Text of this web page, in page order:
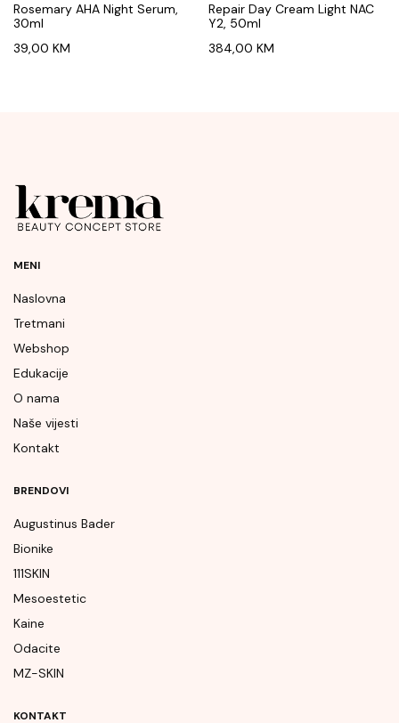
Rosemary AHA Night Serum,
30ml
39,00 KM
Repair Day Cream Light NAC
Y2, 50ml
384,00 KM
MENI
Naslovna
Tretmani
Webshop
Edukacije
O nama
Naše vijesti
Kontakt
BRENDOVI
Augustinus Bader
Bionike
111SKIN
Mesoestetic
Kaine
Odacite
MZ-SKIN
KONTAKT